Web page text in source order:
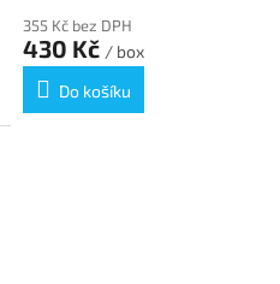
355 Kč bez DPH
430 Kč / box
Do košíku